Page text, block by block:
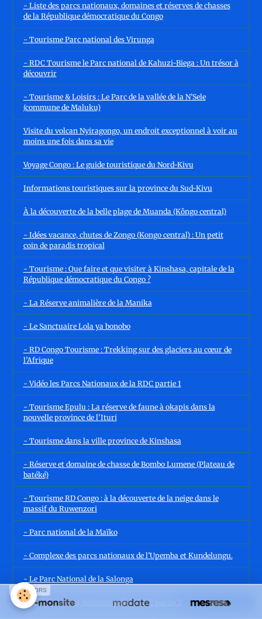
- Liste des parcs nationaux, domaines et réserves de chasses
de la République démocratique du Congo
- Tourisme Parc national des Virunga
- RDC Tourisme le Parc national de Kahuzi-Biega : Un trésor à
découvrir
- Tourisme & Loisirs : Le Parc de la vallée de la N’Sele
(commune de Maluku)
Visite du volcan Nyiragongo, un endroit exceptionnel à voir au
moins une fois dans sa vie
Voyage Congo : Le guide touristique du Nord-Kivu
Informations touristiques sur la province du Sud-Kivu
À la découverte de la belle plage de Muanda (Kôngo central)
- Idées vacance, chutes de Zongo (Kongo central) : Un petit
coin de paradis tropical
- Tourisme : Que faire et que visiter à Kinshasa, capitale de la
République démocratique du Congo ?
- La Réserve animalière de la Manika
- Le Sanctuaire Lola ya bonobo
- RD Congo Tourisme : Trekking sur des glaciers au cœur de
l’Afrique
- Vidéo les Parcs Nationaux de la RDC partie 1
- Tourisme Epulu : La réserve de faune à okapis dans la
nouvelle province de l'Ituri
- Tourisme dans la ville province de Kinshasa
- Réserve et domaine de chasse de Bombo Lumene (Plateau de
batéké)
- Tourisme RD Congo : à la découverte de la neige dans le
massif du Ruwenzori
- Parc national de la Maïko
- Complexe des parcs nationaux de l’Upemba et Kundelungu.
- Le Parc National de la Salonga
- Vidéo les Parcs Nationaux de la RDC partie 2
SPONSORS